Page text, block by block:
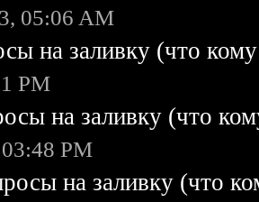
05:06 AM
на заливку (что
PM
на заливку (что
PM
на заливку (что